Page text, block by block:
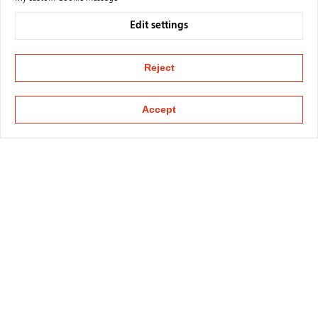
Edit settings
Reject
Accept